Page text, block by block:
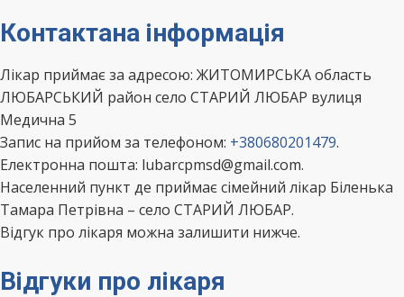
Контактана інформація
Лікар приймає за адресою: ЖИТОМИРСЬКА область
ЛЮБАРСЬКИЙ район село СТАРИЙ ЛЮБАР вулиця
Медична 5
Запис на прийом за телефоном: +380680201479.
Електронна пошта: lubarcpmsd@gmail.com.
Населенний пункт де приймає сімейний лікар Біленька
Тамара Петрівна – село СТАРИЙ ЛЮБАР.
Відгук про лікаря можна залишити нижче.
Відгуки про лікаря